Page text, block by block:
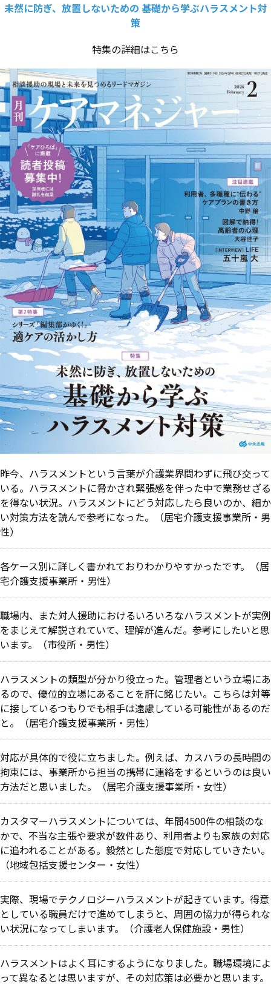
未然に防ぎ、放置しないための 基礎から学ぶハラスメント対
策
特集の詳細はこちら
昨今、ハラスメントという言葉が介護業界問わずに飛び交って
いる。ハラスメントに脅かされ緊張感を伴った中で業務せざる
を得ない状況。ハラスメントにどう対応したら良いのか、細か
い対策方法を読んで参考になった。
（居宅介護支援事業所・男
性）
各ケース別に詳しく書かれておりわかりやすかったです。（居
宅介護支援事業所・男性）
職場内、また対人援助におけるいろいろなハラスメントが実例
をまじえて解説されていて、理解が進んだ。参考にしたいと思
います。（市役所・男性）
ハラスメントの類型が分かり役立った。管理者という立場にあ
るので、優位的立場にあることを肝に銘じたい。こちらは対等
に接しているつもりでも相手は遠慮している可能性があるのだ
と。（居宅介護支援事業所・男性）
対応が具体的で役に立ちました。例えば、カスハラの長時間の
拘束には、事業所から担当の携帯に連絡をするというのは良い
方法だと思いました。
（居宅介護支援事業所・女性）
カスタマーハラスメントについては、年間4500件の相談のな
かで、不当な主張や要求が数件あり、利用者よりも家族の対応
に追われることがある。毅然とした態度で対応していきたい。
（地域包括支援センター・女性）
実際、現場でテクノロジーハラスメントが起きています。得意
としている職員だけで進めてしまうと、周囲の協力が得られな
い状況になってしまいます。（介護老人保健施設・男性）
ハラスメントはよく耳にするようになりました。職場環境によ
って異なるとは思いますが、その対応策は必要かと思います。